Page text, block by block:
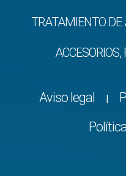
TRATAMIENTO DE
Aviso legal